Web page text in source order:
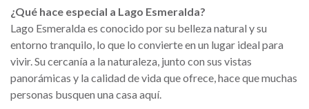
¿Qué hace especial a Lago Esmeralda?
Lago Esmeralda es conocido por su belleza natural y su
entorno tranquilo, lo que lo convierte en un lugar ideal para
vivir. Su cercanía a la naturaleza, junto con sus vistas
panorámicas y la calidad de vida que ofrece, hace que muchas
personas busquen una casa aquí.